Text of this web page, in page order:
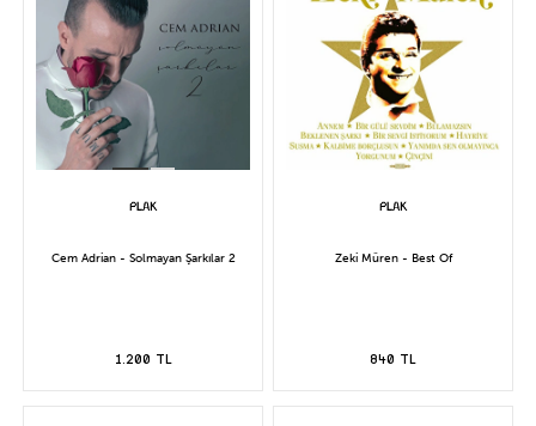
Cem Adrian - Solmayan Şarkılar 2
1.200 TL
Zeki Müren - Best Of
840 TL